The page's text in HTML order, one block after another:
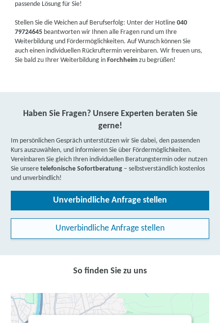
passende Lösung für Sie!
Stellen Sie die Weichen auf Berufserfolg: Unter der Hotline040
79724645 beantworten wir Ihnen alle Fragen rund um Ihre
Weiterbildung und Fördermöglichkeiten. Auf Wunsch können Sie
auch einen individuellen Rückruftermin vereinbaren. Wir freuen uns,
Sie bald zu Ihrer Weiterbildung inForchheim zu begrüßen!
Haben Sie Fragen? Unsere Experten beraten Sie
gerne!
Im persönlichen Gespräch unterstützen wir Sie dabei, den passenden
Kurs auszuwählen, und informieren Sie über Fördermöglichkeiten.
Vereinbaren Sie gleich Ihren individuellen Beratungstermin oder nutzen
Sie unseretelefonische Sofortberatung – selbstverständlich kostenlos
und unverbindlich!
Unverbindliche Anfrage stellen
Unverbindliche Anfrage stellen
So finden Sie zu uns